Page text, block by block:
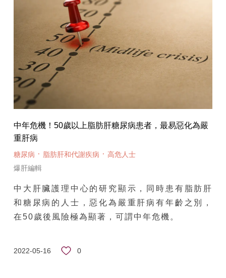
中年危機！50歲以上脂肪肝糖尿病患者，最易惡化為嚴
重肝病
糖尿病 · 脂肪肝和代謝疾病 · 高危人士
爆肝編輯
中大肝臟護理中心的研究顯示，同時患有脂肪肝
和糖尿病的人士，惡化為嚴重肝病有年齡之別，
在50歲後風險極為顯著，可謂中年危機。
2022-05-16 0